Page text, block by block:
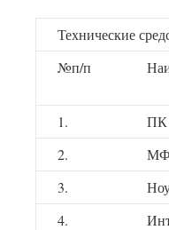
Технические
№п/п
1.
ПК
2.
3.
4.